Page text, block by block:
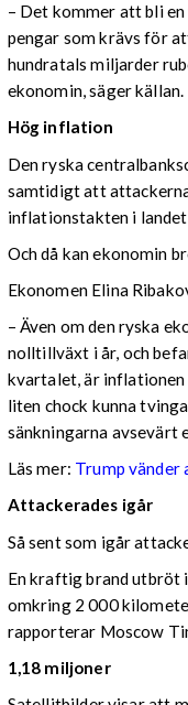
– Det kommer att bli
pengar som krävs för
hundratals miljarder
ekonomin, säger källan.
Hög inflation
Den ryska
samtidigt att
inflationstakten i landet.
Och då kan ekonomin
Ekonomen Elina
– Även om den ryska
nolltillväxt i år, och
kvartalet, är
liten chock kunna
sänkningarna avsevärt
Läs mer: Trump vänder
Attackerades igår
Så sent som igår
En kraftig brand utbröt
omkring 2 000
rapporterar Moscow
1,18 miljoner